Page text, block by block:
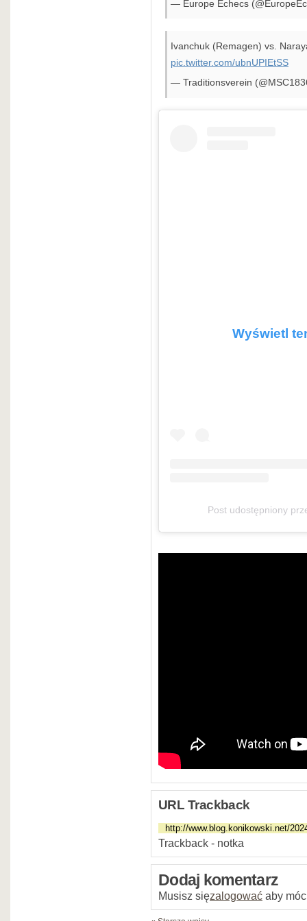
— Europe Echecs
Ivanchuk (Remagen) vs.
pic.twitter.com/ubnUPIEtSS
— Traditionsverein
Wyświetl
Post udostępniony
URL Trackback
Trackback - notka
Dodaj komentarz
Musisz sięzalogować aby